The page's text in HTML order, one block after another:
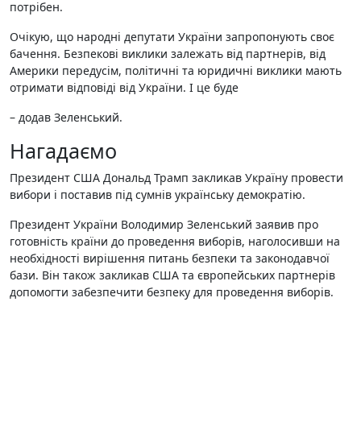
потрібен.
Очікую, що народні депутати України запропонують своє
бачення. Безпекові виклики залежать від партнерів, від
Америки передусім, політичні та юридичні виклики мають
отримати відповіді від України. І це буде
– додав Зеленський.
Нагадаємо
Президент США Дональд Трамп закликав Україну провести
вибори і поставив під сумнів українську демократію.
Президент України Володимир Зеленський заявив про
готовність країни до проведення виборів, наголосивши на
необхідності вирішення питань безпеки та законодавчої
бази. Він також закликав США та європейських партнерів
допомогти забезпечити безпеку для проведення виборів.